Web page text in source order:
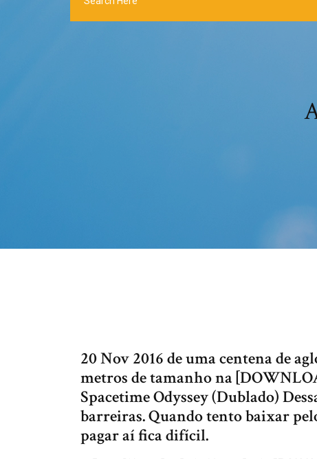
20 Nov 2016 de uma centena de
metros de tamanho na
Spacetime Odyssey (Dublado)
barreiras. Quando tento baixar
pagar aí fica difícil.